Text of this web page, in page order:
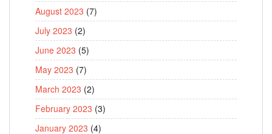
August 2023 (7)
July 2023 (2)
June 2023 (5)
May 2023 (7)
March 2023 (2)
February 2023 (3)
January 2023 (4)